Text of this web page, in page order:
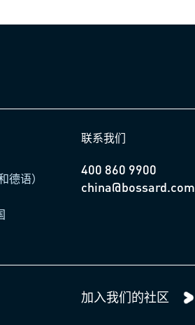
德语）
联系我们
400 860 9900
china@bossard.com
加入我们的社区